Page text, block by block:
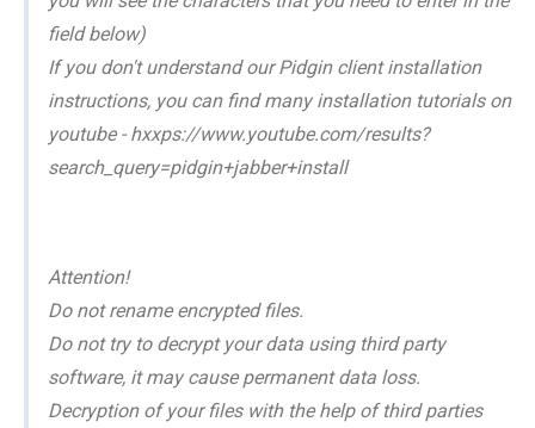
field below)
If you don't understand our Pidgin client installation
instructions, you can find many installation tutorials on
youtube - hxxps://www.youtube.com/results?
search_query=pidgin+jabber+install
Attention!
Do not rename encrypted files.
Do not try to decrypt your data using third party
software, it may cause permanent data loss.
Decryption of your files with the help of third parties